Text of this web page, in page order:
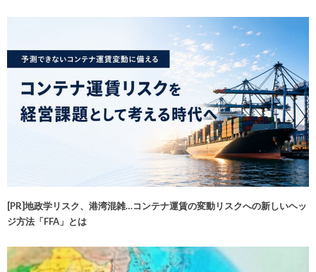
[PR]地政学リスク、港湾混雑…コンテナ運賃の変動リスクへの新しいヘッ
ジ方法「FFA」とは